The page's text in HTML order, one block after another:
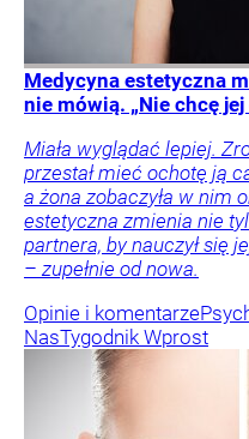
Medycyna estetyczna
nie mówią. „Nie chcę jej
Miała wyglądać lepiej.
przestał mieć ochotę ją
a żona zobaczyła w nim
estetyczna zmienia nie
partnera, by nauczył się
– zupełnie od nowa.
Opinie i komentarze
NasTygodnik Wprost